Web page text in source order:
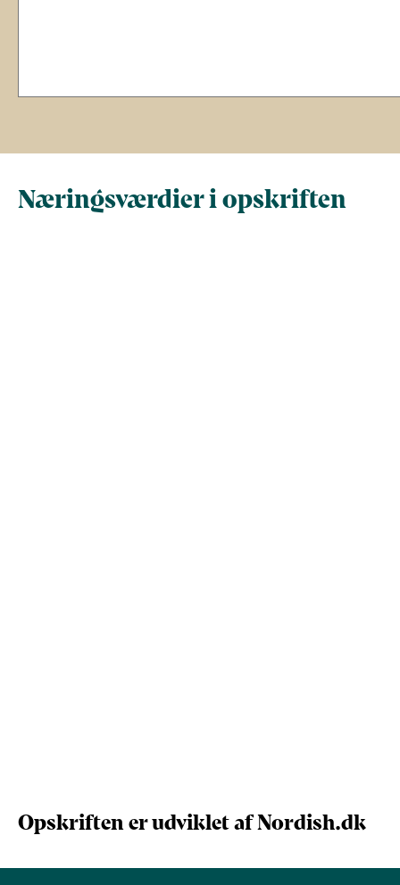
Næringsværdier i opskriften
Opskriften er udviklet af Nordish.dk